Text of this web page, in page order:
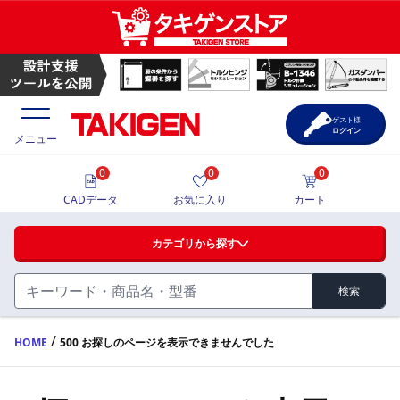
ハンドル・取手・つまみ・周辺機器
FA・A
蝶番・ステー・周辺機器
価格一覧
製品カタログ
メニュー
カテゴリから探す
検索
0
CADデータ
0
お気に入り
0
カート
ゲスト様
ログイン
HOME / 500 お探しのページを表示できませんでした